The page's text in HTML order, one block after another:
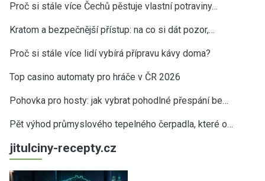
Proč si stále více Čechů pěstuje vlastní potraviny…
Kratom a bezpečnější přístup: na co si dát pozor,…
Proč si stále více lidí vybírá přípravu kávy doma?
Top casino automaty pro hráče v ČR 2026
Pohovka pro hosty: jak vybrat pohodlné přespání be…
Pět výhod průmyslového tepelného čerpadla, které o…
jitulciny-recepty.cz